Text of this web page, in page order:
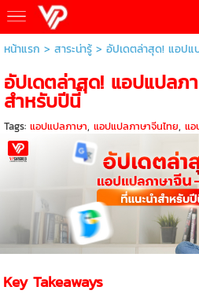
หน้าแรก > สาระน่ารู้> อัปเดตล่าสุด! แอปแ
อัปเดตล่าสุด! แอปแปลภ
สำหรับปีนี้
Tags: แอปแปลภาษา, แอปแปลภาษาจีนไทย, แ
Key Takeaways